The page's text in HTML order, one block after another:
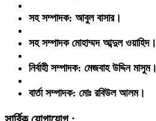
সহ সম্পাদক: আবুল বাসার।
সহ সম্পাদক মোহাম্মদ আব্দুল ওয়াহিদ।
নির্বাহী সম্পাদক: মেজবাহ উদ্দিন মাসুম।
বার্তা সম্পাদক: মোঃ রবিউল আলম।